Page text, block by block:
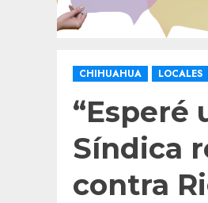
CHIHUAHUA LOCALES
“Esperé
Síndica
contra